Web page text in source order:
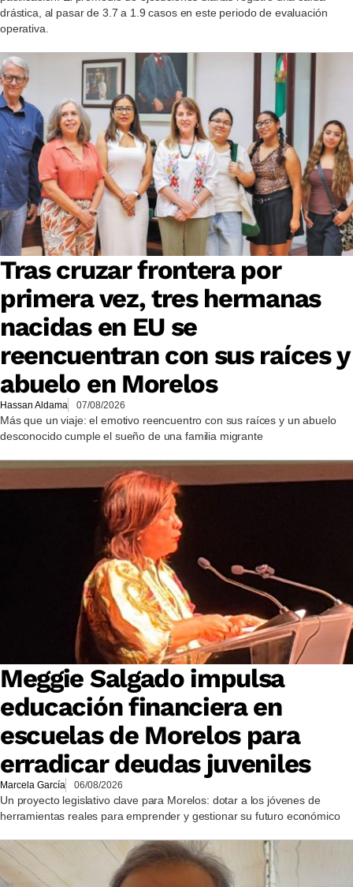
drástica, al pasar de 3.7 a 1.9 casos en este periodo de evaluación
operativa.
Tras cruzar frontera por
primera vez, tres hermanas
nacidas en EU se
reencuentran con sus raíces y
abuelo en Morelos
Hassan Aldama 07/08/2026
Más que un viaje: el emotivo reencuentro con sus raíces y un abuelo
desconocido cumple el sueño de una familia migrante
Meggie Salgado impulsa
educación financiera en
escuelas de Morelos para
erradicar deudas juveniles
Marcela García 06/08/2026
Un proyecto legislativo clave para Morelos: dotar a los jóvenes de
herramientas reales para emprender y gestionar su futuro económico